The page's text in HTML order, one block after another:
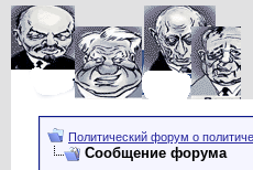
Политический форум о
Сообщение форума